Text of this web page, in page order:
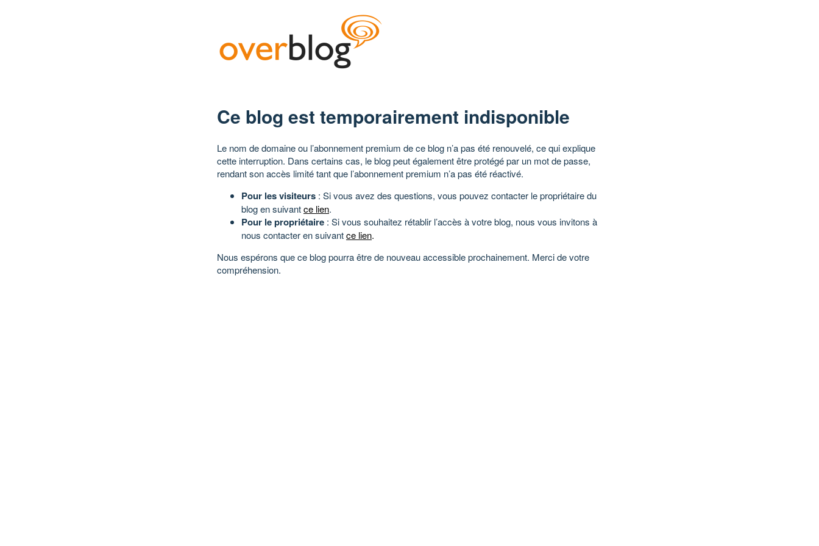
Ce blog est temporairement indisponible
Le nom de domaine ou l’abonnement premium de ce blog n’a pas été renouvelé, ce qui explique
cette interruption. Dans certains cas, le blog peut également être protégé par un mot de passe,
rendant son accès limité tant que l’abonnement premium n’a pas été réactivé.
Pour les visiteurs : Si vous avez des questions, vous pouvez contacter le propriétaire du
blog en suivantce lien.
Pour le propriétaire : Si vous souhaitez rétablir l’accès à votre blog, nous vous invitons à
nous contacter en suivantce lien.
Nous espérons que ce blog pourra être de nouveau accessible prochainement. Merci de votre
compréhension.